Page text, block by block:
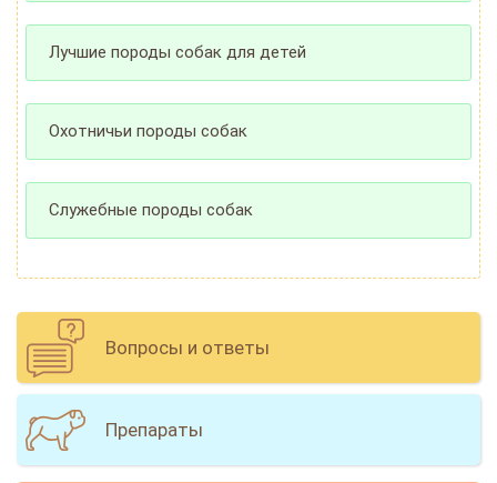
Лучшие породы собак для детей
Охотничьи породы собак
Служебные породы собак
Вопросы и ответы
Препараты